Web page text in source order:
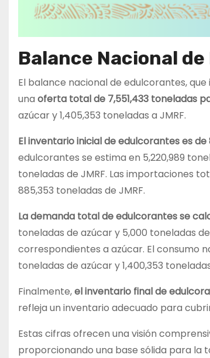
Balance Nacional
El balance nacional de edulcorantes,
una oferta total de 7,551,433 toneladas
azúcar y 1,405,353 toneladas a JMRF.
El inventario inicial de edulcorantes es de
edulcorantes se estima en 5,220,989
toneladas de JMRF. Las importaciones
885,353 toneladas de JMRF.
La demanda total de edulcorantes se
toneladas de azúcar y 5,000 toneladas
correspondientes a azúcar. El consumo
toneladas de azúcar y 1,400,353
Finalmente,el inventario final de
refleja un inventario adecuado para
Estas cifras ofrecen una visión
proporcionando una base sólida para la